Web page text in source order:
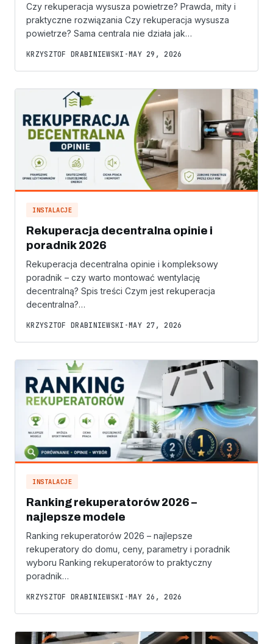
Czy rekuperacja wysusza powietrze? Prawda, mity i
praktyczne rozwiązania Czy rekuperacja wysusza
powietrze? Sama centrala nie działa jak…
KRZYSZTOF DRABINIEWSKI •MAY 29, 2026
INSTALACJE
Rekuperacja decentralna opinie i
poradnik 2026
Rekuperacja decentralna opinie i kompleksowy
poradnik – czy warto montować wentylację
decentralną? Spis treści Czym jest rekuperacja
decentralna?…
KRZYSZTOF DRABINIEWSKI •MAY 27, 2026
INSTALACJE
Ranking rekuperatorów 2026 –
najlepsze modele
Ranking rekuperatorów 2026 – najlepsze
rekuperatory do domu, ceny, parametry i poradnik
wyboru Ranking rekuperatorów to praktyczny
poradnik…
KRZYSZTOF DRABINIEWSKI •MAY 26, 2026